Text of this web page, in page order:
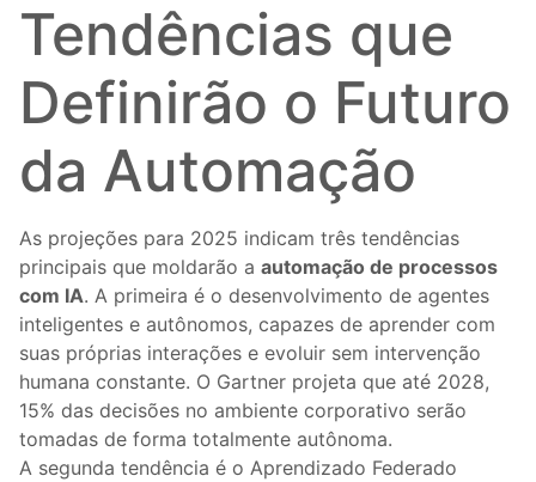
Tendências que
Definirão o Futuro
da Automação
As projeções para 2025 indicam três tendências
principais que moldarão a automação de processos
com IA. A primeira é o desenvolvimento de agentes
inteligentes e autônomos, capazes de aprender com
suas próprias interações e evoluir sem intervenção
humana constante. O Gartner projeta que até 2028,
15% das decisões no ambiente corporativo serão
tomadas de forma totalmente autônoma.
A segunda tendência é o Aprendizado Federado